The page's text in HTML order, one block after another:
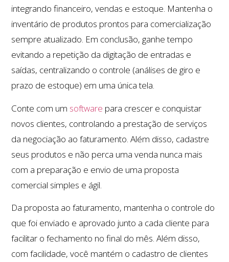
integrando financeiro, vendas e estoque. Mantenha o
inventário de produtos prontos para comercialização
sempre atualizado. Em conclusão, ganhe tempo
evitando a repetição da digitação de entradas e
saídas, centralizando o controle (análises de giro e
prazo de estoque) em uma única tela.
Conte com um software para crescer e conquistar
novos clientes, controlando a prestação de serviços
da negociação ao faturamento. Além disso, cadastre
seus produtos e não perca uma venda nunca mais
com a preparação e envio de uma proposta
comercial simples e ágil.
Da proposta ao faturamento, mantenha o controle do
que foi enviado e aprovado junto a cada cliente para
facilitar o fechamento no final do mês. Além disso,
com facilidade, você mantém o cadastro de clientes